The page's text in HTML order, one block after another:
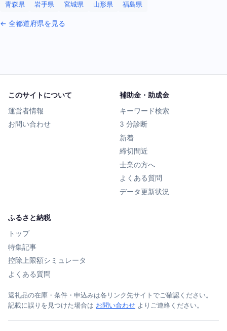
青森県 岩手県 宮城県 山形県 福島県
← 全都道府県を見る
このサイトについて
運営者情報
お問い合わせ
補助金・助成金
キーワード検索
3 分診断
新着
締切間近
士業の方へ
よくある質問
データ更新状況
ふるさと納税
トップ
特集記事
控除上限額シミュレータ
よくある質問
返礼品の在庫・条件・申込みは各リンク先サイトでご確認ください。
記載に誤りを見つけた場合は お問い合わせ よりご連絡ください。